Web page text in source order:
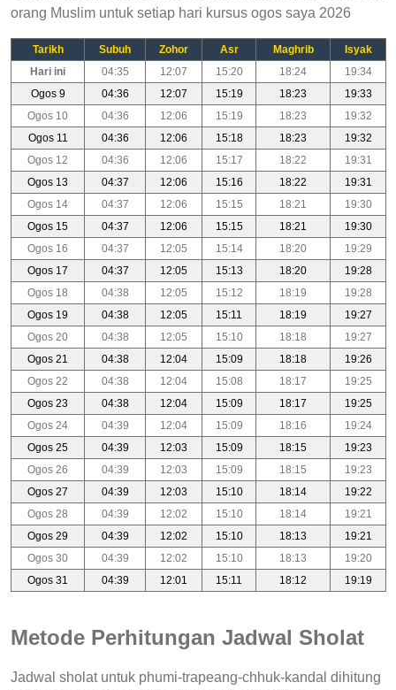
orang Muslim untuk setiap hari kursus ogos saya 2026
Tarikh Subuh Zohor Asr Maghrib
Isyak
Hari ini
04:35 12:07 15:20 18:24
19:34
Ogos 9
04:36 12:07 15:19 18:23
19:33
Ogos 10
04:36 12:06 15:19 18:23
19:32
Ogos 11
04:36 12:06 15:18 18:23
19:32
Ogos 12
04:36 12:06 15:17 18:22
19:31
Ogos 13
04:37 12:06 15:16 18:22
19:31
Ogos 14
04:37 12:06 15:15 18:21
19:30
Ogos 15
04:37 12:06 15:15 18:21
19:30
Ogos 16
04:37 12:05 15:14 18:20
19:29
Ogos 17
04:37 12:05 15:13 18:20
19:28
Ogos 18
04:38 12:05 15:12 18:19
19:28
Ogos 19
04:38 12:05 15:11 18:19
19:27
Ogos 20
04:38 12:05 15:10 18:18
19:27
Ogos 21
04:38 12:04 15:09 18:18
19:26
Ogos 22
04:38 12:04 15:08 18:17
19:25
Ogos 23
04:38 12:04 15:09 18:17
19:25
Ogos 24
04:39 12:04 15:09 18:16
19:24
Ogos 25
04:39 12:03 15:09 18:15
19:23
Ogos 26
04:39 12:03 15:09 18:15
19:23
Ogos 27
04:39 12:03 15:10 18:14
19:22
Ogos 28
04:39 12:02 15:10 18:14
19:21
Ogos 29
04:39 12:02 15:10 18:13
19:21
Ogos 30
04:39 12:02 15:10 18:13
19:20
Ogos 31
04:39 12:01 15:11 18:12 19:19
Metode Perhitungan Jadwal Sholat
Jadwal sholat untuk phumi-trapeang-chhuk-kandal dihitung